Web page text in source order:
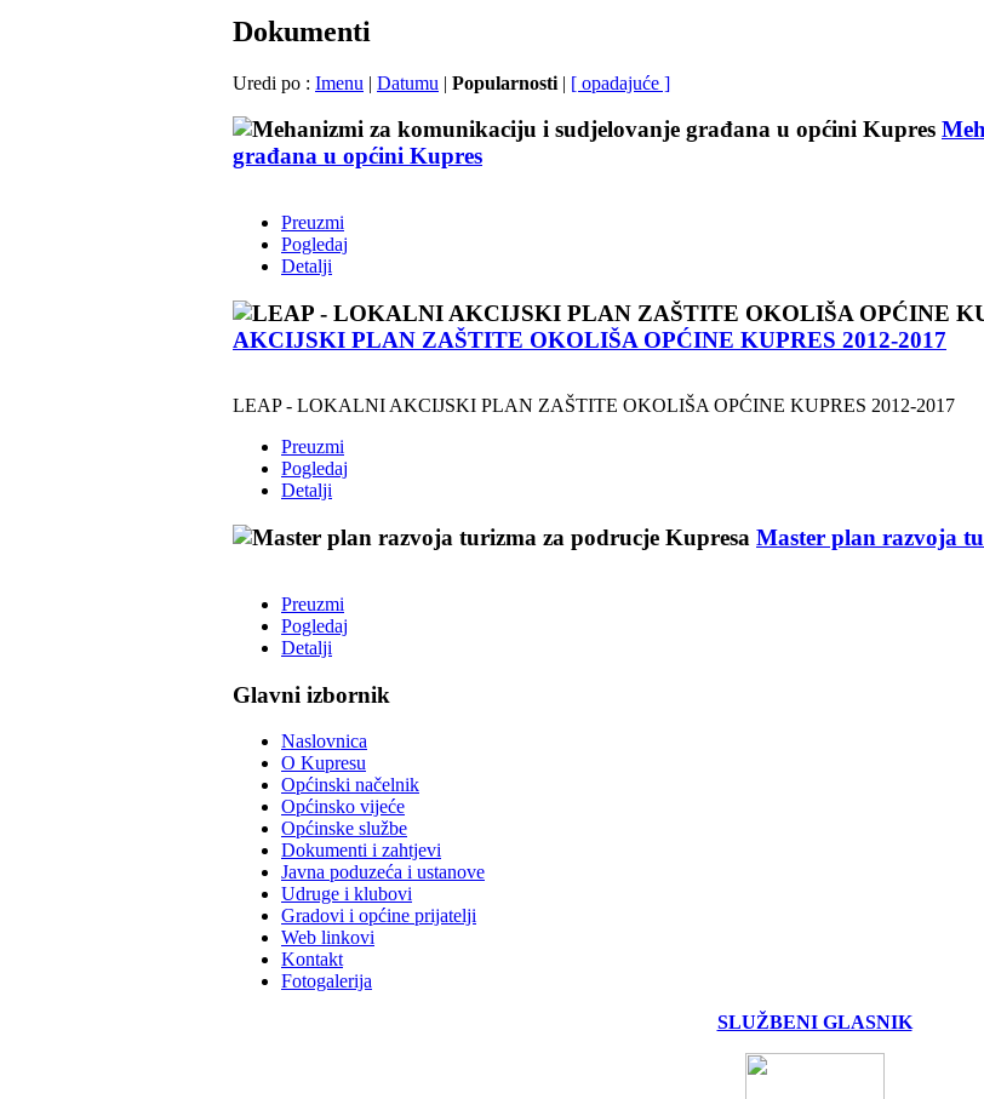
Dokumenti
Uredi po : Imenu | Datumu | Popularnosti | [ opadajuće ]
građana u općini Kupres
Preuzmi
Pogledaj
Detalji
AKCIJSKI PLAN ZAŠTITE OKOLIŠA OPĆINE KUPRES 2012‐2017
LEAP - LOKALNI AKCIJSKI PLAN ZAŠTITE OKOLIŠA OPĆINE KUPRES 2012‐2017
Preuzmi
Pogledaj
Detalji
Master plan razvoja
Preuzmi
Pogledaj
Detalji
Glavni izbornik
Naslovnica
O Kupresu
Općinski načelnik
Općinsko vijeće
Općinske službe
Dokumenti i zahtjevi
Javna poduzeća i ustanove
Udruge i klubovi
Gradovi i općine prijatelji
Web linkovi
Kontakt
Fotogalerija
SLUŽBENI GLASNIK